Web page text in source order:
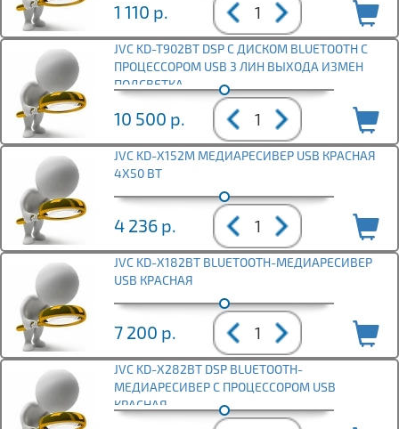
1 110 р.
JVC KD-T902BT DSP С ДИСКОМ BLUETOOTH С
ПРОЦЕССОРОМ USB 3 ЛИН ВЫХОДА ИЗМЕН
ПОДСВЕТКА
10 500 р.
JVC KD-X152M МЕДИАРЕСИВЕР USB КРАСНАЯ
4X50 ВТ
4 236 р.
JVC KD-X182BT BLUETOOTH-МЕДИАРЕСИВЕР
USB КРАСНАЯ
7 200 р.
JVC KD-X282BT DSP BLUETOOTH-
МЕДИАРЕСИВЕР С ПРОЦЕССОРОМ USB
КРАСНАЯ